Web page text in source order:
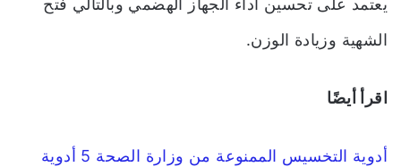
يعتمد على تحسين أداء الجهاز الهضمي وبالتالي فتح
الشهية وزيادة الوزن.
اقرأ أيضًا
أدوية التخسيس الممنوعة من وزارة الصحة 5 أدوية